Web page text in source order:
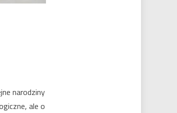
narodziny
ale o